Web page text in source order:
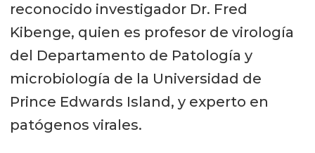
reconocido investigador Dr. Fred
Kibenge, quien es profesor de virología
del Departamento de Patología y
microbiología de la Universidad de
Prince Edwards Island, y experto en
patógenos virales.